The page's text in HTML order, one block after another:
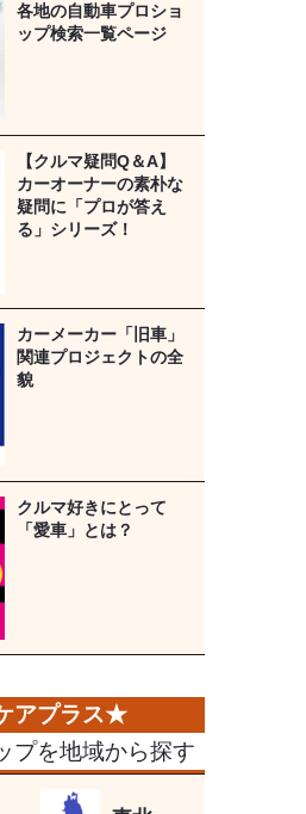
各地の自動車プロショ
ップ検索一覧ページ
【クルマ疑問Q＆A】
カーオーナーの素朴な
疑問に「プロが答え
る」シリーズ！
カーメーカー「旧車」
関連プロジェクトの全
貌
クルマ好きにとって
「愛車」とは？
プを地域から探す